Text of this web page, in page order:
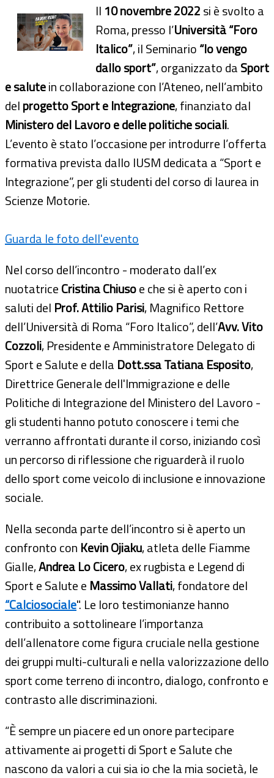
Il 10 novembre 2022si è svolto a
Roma, presso l’Università “Foro
Italico”, il Seminario“Io vengo
dallo sport”, organizzato daSport
e salutein collaborazione con l’Ateneo, nell’ambito
delprogetto Sport e Integrazione, finanziato dal
Ministero del Lavoro e delle politiche sociali.
L’evento è stato l’occasione per introdurre l’offerta
formativa prevista dallo IUSM dedicata a “Sport e
Integrazione”, per gli studenti del corso di laurea in
Scienze Motorie.
Guarda le foto dell'evento
Nel corso dell’incontro - moderato dall’ex
nuotatriceCristina Chiusoe che si è aperto con i
saluti del Prof. Attilio Parisi, Magnifico Rettore
dell’Università di Roma “Foro Italico”, dell’Avv. Vito
Cozzoli, Presidente e Amministratore Delegato di
Sport e Salute e della Dott.ssa Tatiana Esposito,
Direttrice Generale dell'Immigrazione e delle
Politiche di Integrazione del Ministero del Lavoro -
gli studenti hanno potuto conoscere i temi che
verranno affrontati durante il corso, iniziando così
un percorso di riflessione che riguarderà il ruolo
dello sport come veicolo di inclusione e innovazione
sociale.
Nella seconda parte dell’incontro si è aperto un
confronto con Kevin Ojiaku, atleta delle Fiamme
Gialle,Andrea Lo Cicero, ex rugbista e Legend di
Sport e Salute e Massimo Vallati, fondatore del
“Calciosociale". Le loro testimonianze hanno
contribuito a sottolineare l’importanza
dell’allenatore come figura cruciale nella gestione
dei gruppi multi-culturali e nella valorizzazione dello
sport come terreno di incontro, dialogo, confronto e
contrasto alle discriminazioni.
“È sempre un piacere ed un onore partecipare
attivamente ai progetti di Sport e Salute che
nascono da valori a cui sia io che la mia società, le